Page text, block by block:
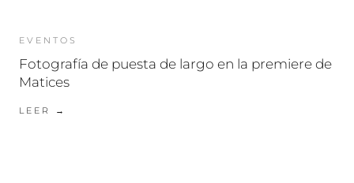
EVENTOS
Fotografía de puesta de largo en la premiere de
Matices
LEER →